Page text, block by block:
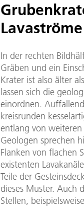
In der rechten
Gräben und ein
Krater ist also älter
lassen sich die
einordnen.
kreisrunden
entlang von
Geologen sprechen
Flanken von flachen
existenten
Teile der
dieses Muster. Auch
Stellen,